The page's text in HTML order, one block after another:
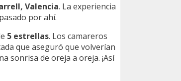
Valencia. La experiencia
por ahí.
5 estrellas. Los camareros
que aseguró que volverían
sonrisa de oreja a oreja. ¡Así